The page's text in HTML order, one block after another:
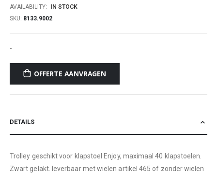
AVAILABILITY:
IN STOCK
SKU 8133.9002
-
OFFERTE AANVRAGEN
DETAILS
Trolley geschikt voor klapstoel Enjoy, maximaal 40 klapstoelen.
Zwart gelakt. leverbaar met wielen artikel 465 of zonder wielen